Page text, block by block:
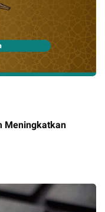
Meningkatkan